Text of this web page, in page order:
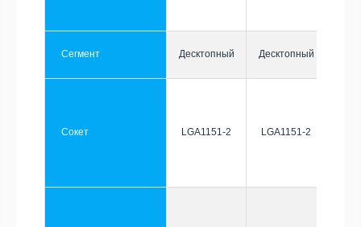
Сегмент Десктопный Десктопный
Сокет LGA1151-2 LGA1151-2